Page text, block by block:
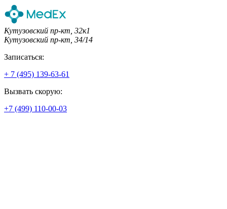
Кутузовский пр-кт, 32к1
Кутузовский пр-кт, 34/14
Записаться:
+ 7 (495) 139-63-61
Вызвать скорую:
+7 (499) 110-00-03